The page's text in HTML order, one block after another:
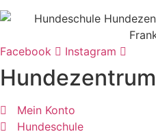
Facebook Instagram
Hundezentrum
Mein Konto
Hundeschule